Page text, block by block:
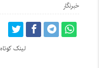
خبرنگار
لینک کوتاه